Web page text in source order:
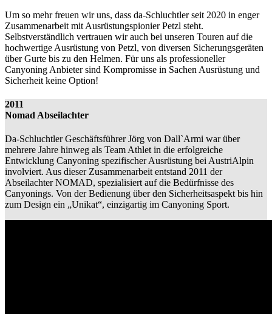
Um so mehr freuen wir uns, dass da-Schluchtler seit 2020 in enger
Zusammenarbeit mit Ausrüstungspionier Petzl steht.
Selbstverständlich vertrauen wir auch bei unseren Touren auf die
hochwertige Ausrüstung von Petzl, von diversen Sicherungsgeräten
über Gurte bis zu den Helmen. Für uns als professioneller
Canyoning Anbieter sind Kompromisse in Sachen Ausrüstung und
Sicherheit keine Option!
2011
Nomad Abseilachter
Da-Schluchtler Geschäftsführer Jörg von Dall`Armi war über
mehrere Jahre hinweg als Team Athlet in die erfolgreiche
Entwicklung Canyoning spezifischer Ausrüstung bei AustriAlpin
involviert. Aus dieser Zusammenarbeit entstand 2011 der
Abseilachter NOMAD, spezialisiert auf die Bedürfnisse des
Canyonings. Von der Bedienung über den Sicherheitsaspekt bis hin
zum Design ein „Unikat“, einzigartig im Canyoning Sport.